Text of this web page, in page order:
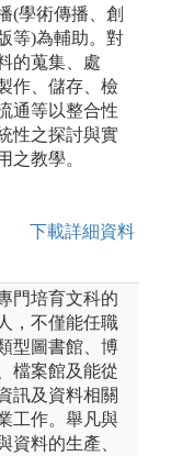
(學術傳播、創
等)為輔助。對
的蒐集、處
作、儲存、檢
通等以整合性
性之探討與實
之教學。
下載詳細資料
門培育文科的
，不僅能任職
型圖書館、博
檔案館及能從
訊及資料相關
工作。舉凡與
資料的生產、